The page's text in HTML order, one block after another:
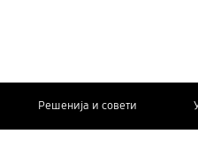
Решенија и совети